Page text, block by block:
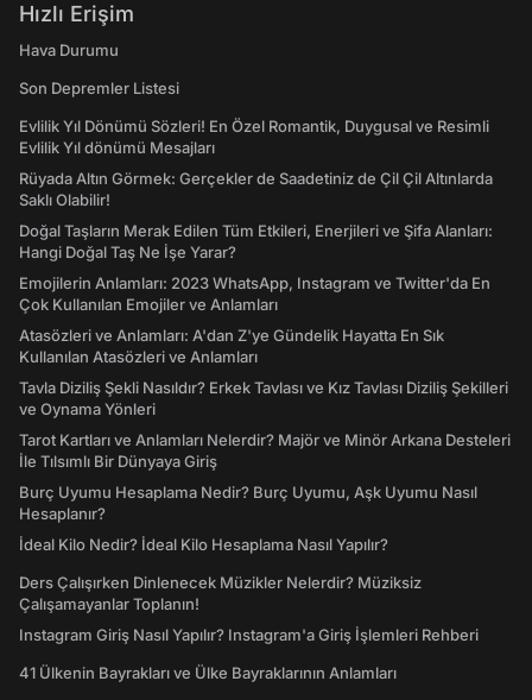
Hızlı Erişim
Hava Durumu
Son Depremler Listesi
Evlilik Yıl Dönümü Sözleri! En Özel Romantik, Duygusal ve Resimli
Evlilik Yıl dönümü Mesajları
Rüyada Altın Görmek: Gerçekler de Saadetiniz de Çil Çil Altınlarda
Saklı Olabilir!
Doğal Taşların Merak Edilen Tüm Etkileri, Enerjileri ve Şifa Alanları:
Hangi Doğal Taş Ne İşe Yarar?
Emojilerin Anlamları: 2023 WhatsApp, Instagram ve Twitter'da En
Çok Kullanılan Emojiler ve Anlamları
Atasözleri ve Anlamları: A'dan Z'ye Gündelik Hayatta En Sık
Kullanılan Atasözleri ve Anlamları
Tavla Diziliş Şekli Nasıldır? Erkek Tavlası ve Kız Tavlası Diziliş Şekilleri
ve Oynama Yönleri
Tarot Kartları ve Anlamları Nelerdir? Majör ve Minör Arkana Desteleri
İle Tılsımlı Bir Dünyaya Giriş
Burç Uyumu Hesaplama Nedir? Burç Uyumu, Aşk Uyumu Nasıl
Hesaplanır?
İdeal Kilo Nedir? İdeal Kilo Hesaplama Nasıl Yapılır?
Ders Çalışırken Dinlenecek Müzikler Nelerdir? Müziksiz
Çalışamayanlar Toplanın!
Instagram Giriş Nasıl Yapılır? Instagram'a Giriş İşlemleri Rehberi
41 Ülkenin Bayrakları ve Ülke Bayraklarının Anlamları